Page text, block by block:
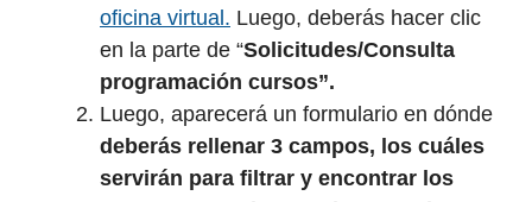
oficina virtual. Luego, deberás hacer clic
en la parte de “Solicitudes/Consulta
programación cursos”.
Luego, aparecerá un formulario en dónde
deberás rellenar 3 campos, los cuáles
servirán para filtrar y encontrar los